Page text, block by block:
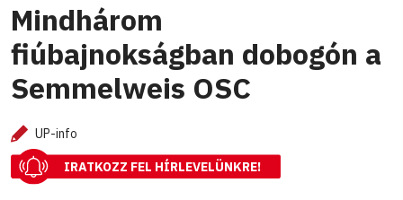
Mindhárom
fiúbajnokságban dobogón a
Semmelweis OSC
UP-info
IRATKOZZ FEL HÍRLEVELÜNKRE!